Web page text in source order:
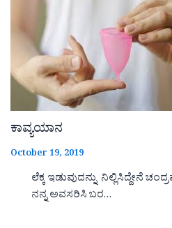
ಕಾವ್ಯಯಾನ
October 19, 2019
ಲೆಕ್ಕ ಇಡುವುದನ್ನು ನಿಲ್ಲಿಸಿದ್ದೇನೆ
ನನ್ನ ಅವಸರಿಸಿ ಬರ…